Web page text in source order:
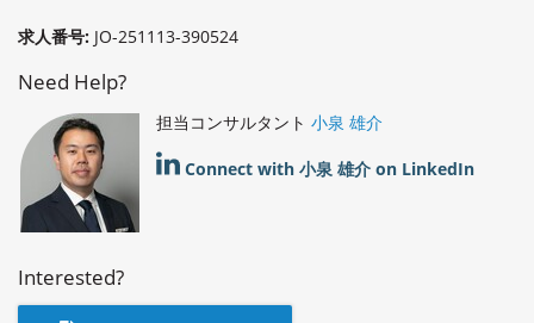
求人番号: JO-251113-390524
Need Help?
担当コンサルタント 小泉 雄介
Connect with 小泉 雄介 on LinkedIn
Interested?